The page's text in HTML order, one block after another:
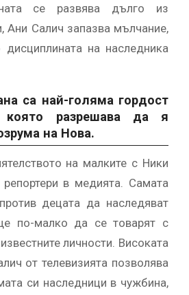
се развява дълго из
Ани Салич запазва мълчание,
дисциплината на наследника
са най-голяма гордост
която разрешава да я
на Нова.
на малките с Ники
в медията. Самата
децата да наследяват
по-малко да се товарят с
личности. Високата
от телевизията позволява
си наследници в чужбина,